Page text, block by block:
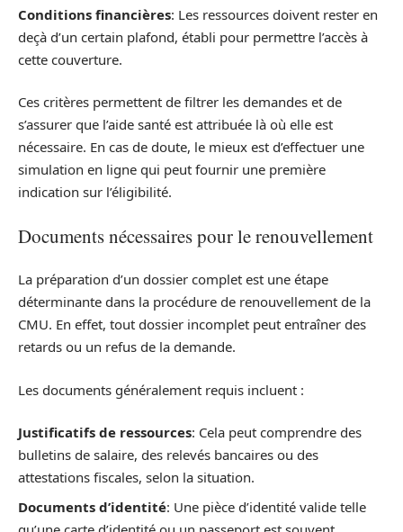
Conditions financières: Les ressources doivent rester en
deçà d’un certain plafond, établi pour permettre l’accès à
cette couverture.
Ces critères permettent de filtrer les demandes et de
s’assurer que l’aide santé est attribuée là où elle est
nécessaire. En cas de doute, le mieux est d’effectuer une
simulation en ligne qui peut fournir une première
indication sur l’éligibilité.
Documents nécessaires pour le renouvellement
La préparation d’un dossier complet est une étape
déterminante dans la procédure de renouvellement de la
CMU. En effet, tout dossier incomplet peut entraîner des
retards ou un refus de la demande.
Les documents généralement requis incluent :
Justificatifs de ressources: Cela peut comprendre des
bulletins de salaire, des relevés bancaires ou des
attestations fiscales, selon la situation.
Documents d’identité: Une pièce d’identité valide telle